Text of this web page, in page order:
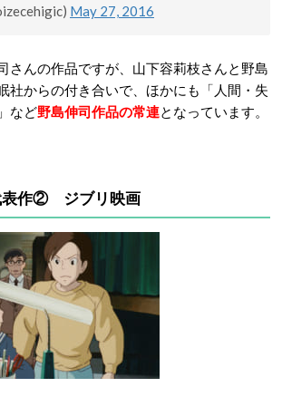
May 27, 2016
さんの作品ですが、山下容莉枝さんと野島
社からの付き合いで、ほかにも「人間・失
など野島伸司作品の常連となっています。
表作② ジブリ映画